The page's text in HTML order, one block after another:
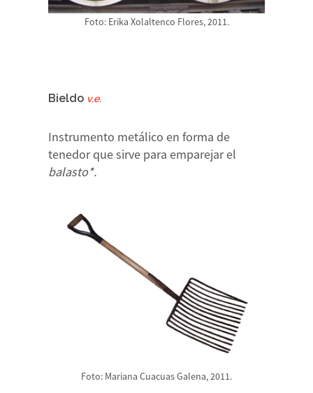
Foto: Erika Xolaltenco Flores, 2011.
Bieldo v.e.
Instrumento metálico en forma de
tenedor que sirve para emparejar el
balasto*.
Foto: Mariana Cuacuas Galena, 2011.